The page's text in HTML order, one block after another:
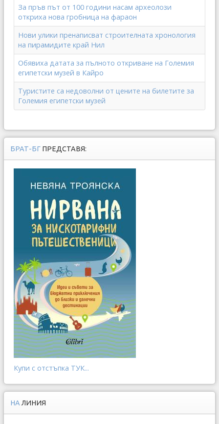
За пръв път от 100 години насам археолози
откриха нова гробница на фараон
Нови улики пренаписват строителната хронология
на пирамидите край Нил
Обявиха датата за пълното откриване на Големия
египетски музей в Кайро
Туристите са недоволни от цените на билетите за
Големия египетски музей
БРАТ-БГ ПРЕДСТАВЯ:
Купи с отстъпка ТУК...
НА ЛИНИЯ